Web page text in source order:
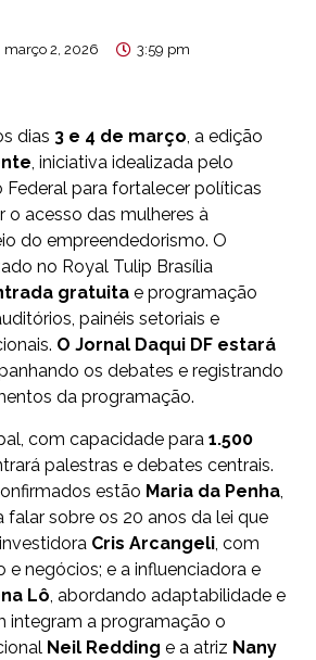
março 2, 2026
3:59 pm
dias 3 e 4 de março, a edição
, iniciativa idealizada pelo
Federal para fortalecer políticas
o acesso das mulheres à
do empreendedorismo. O
no Royal Tulip Brasília
gratuita e programação
painéis setoriais e
O Jornal Daqui DF estará
os debates e registrando
da programação.
com capacidade para 1.500
palestras e debates centrais.
estão Maria da Penha
falar sobre os 20 anos da lei que
Cris Arcangeli , com
negócios; e a influenciadora e
Lô , abordando adaptabilidade e
integram a programação o
Neil Redding e a atriz Nany